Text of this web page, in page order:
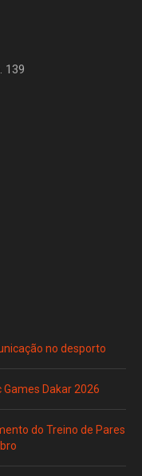
139
no desporto
Dakar 2026
do Treino de Pares